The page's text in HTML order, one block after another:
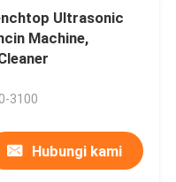
Ultrasonic
Machine,
3100
Hubungi kami